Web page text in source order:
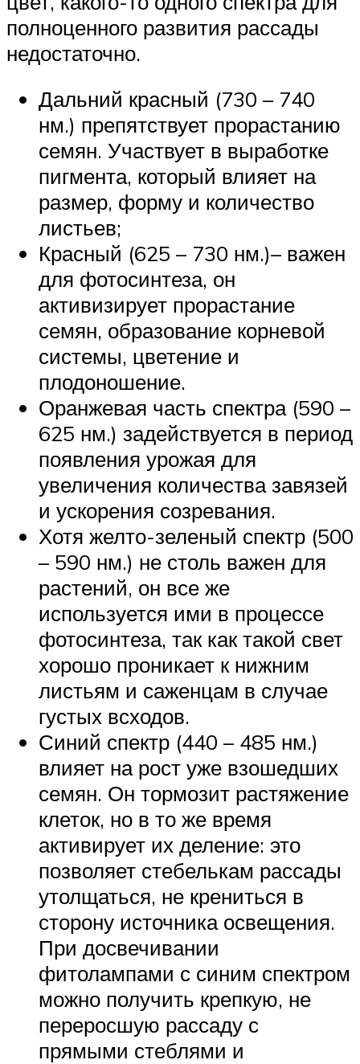
полноценного развития рассады
недостаточно.
Дальний красный (730 – 740
нм.) препятствует прорастанию
семян. Участвует в выработке
пигмента, который влияет на
размер, форму и количество
листьев;
Красный (625 – 730 нм.)– важен
для фотосинтеза, он
активизирует прорастание
семян, образование корневой
системы, цветение и
плодоношение.
Оранжевая часть спектра (590 –
625 нм.) задействуется в период
появления урожая для
увеличения количества завязей
и ускорения созревания.
Хотя желто-зеленый спектр (500
– 590 нм.) не столь важен для
растений, он все же
используется ими в процессе
фотосинтеза, так как такой свет
хорошо проникает к нижним
листьям и саженцам в случае
густых всходов.
Синий спектр (440 – 485 нм.)
влияет на рост уже взошедших
семян. Он тормозит растяжение
клеток, но в то же время
активирует их деление: это
позволяет стебелькам рассады
утолщаться, не крениться в
сторону источника освещения.
При досвечивании
фитолампами с синим спектром
можно получить крепкую, не
переросшую рассаду с
прямыми стеблями и